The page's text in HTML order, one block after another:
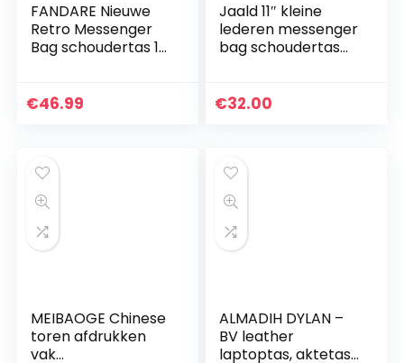
FANDARE Nieuwe
Retro Messenger
Bag schoudertas 14
koerierstas
€46.99
Jaald 11″ kleine
lederen messenger
bag schoudertas
dames en heren
competible met
iPad en tablet
€32.00
MEIBAOGE Chinese
toren afdrukken
vak
ALMADIH DYLAN –
BV leather
laptoptas, aktetas,